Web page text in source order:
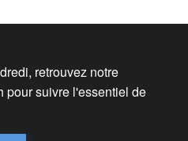
retrouvez notre
pour suivre l'essentiel de